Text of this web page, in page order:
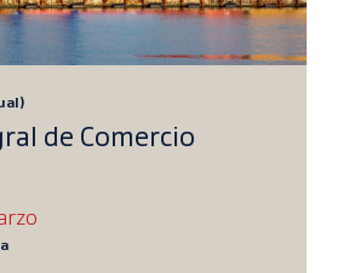
de Comercio